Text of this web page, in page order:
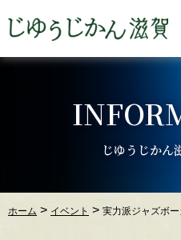
じゆうじかん
ホーム > イベント > 実力派ジャズボ